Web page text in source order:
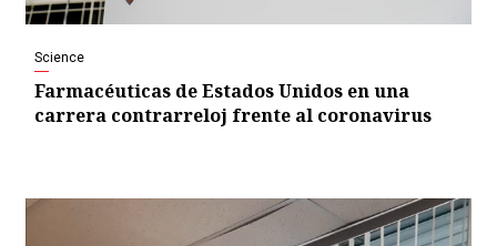
Science
Farmacéuticas de Estados Unidos en una
carrera contrarreloj frente al coronavirus
Video